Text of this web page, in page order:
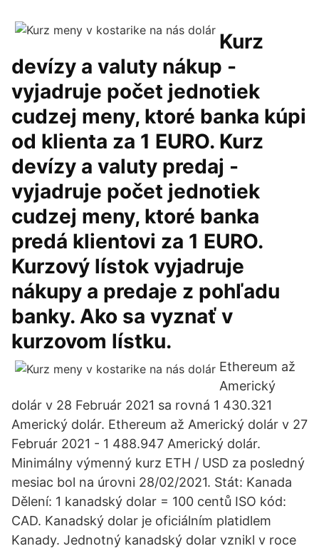
Kurz
devízy a valuty nákup -
vyjadruje počet jednotiek
cudzej meny, ktoré banka kúpi
od klienta za 1 EURO. Kurz
devízy a valuty predaj -
vyjadruje počet jednotiek
cudzej meny, ktoré banka
predá klientovi za 1 EURO.
Kurzový lístok vyjadruje
nákupy a predaje z pohľadu
banky. Ako sa vyznať v
kurzovom lístku.
Ethereum až
Americký
dolár v 28 Február 2021 sa rovná 1 430.321
Americký dolár. Ethereum až Americký dolár v 27
Február 2021 - 1 488.947 Americký dolár.
Minimálny výmenný kurz ETH / USD za posledný
mesiac bol na úrovni 28/02/2021. Stát: Kanada
Dělení: 1 kanadský dolar = 100 centů ISO kód:
CAD. Kanadský dolar je oficiálním platidlem
Kanady. Jednotný kanadský dolar vznikl v roce